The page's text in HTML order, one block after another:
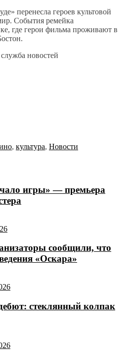
перенесла героев культовой
События ремейка
где герои фильма проживают в
новостей
, культура, Новости
игры» — премьера
сообщили, что
«Оскара»
стеклянный колпак